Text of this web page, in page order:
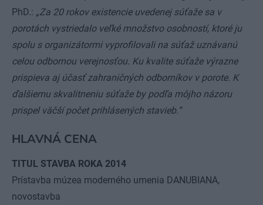
PhD.: „Za 20 rokov existencie uvedenej súťaže sa v
porotách vystriedalo veľké množstvo osobností, ktoré ju
spolu s organizátormi vyprofilovali na súťaž uznávanú
celou odbornou verejnosťou. Ku kvalite súťaže výrazne
prispieva aj účasť zahraničných odborníkov v porote. K
ďalšiemu skvalitneniu súťaže by podľa môjho názoru
prispel väčší počet prihlásených stavieb.”
HLAVNÁ CENA
TITUL STAVBA ROKA 2014
Prístavba múzea moderného umenia DANUBIANA,
novostavba